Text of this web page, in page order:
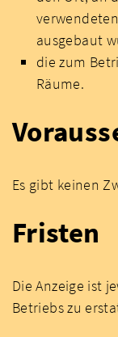
ausgebaut
die zum
Räume.
Es gibt keinen
Fristen
Die Anzeige ist
Betriebs zu